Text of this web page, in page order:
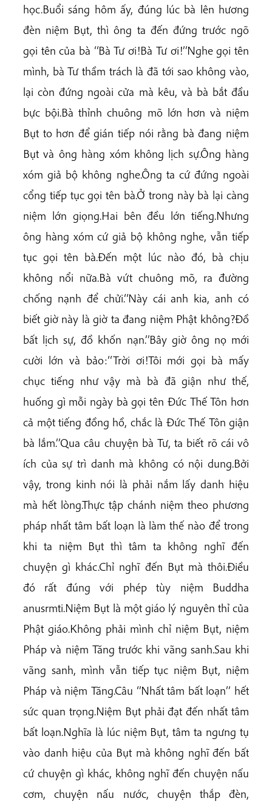
học.Buổi sáng hôm ấy, đúng lúc bà lên hương
đèn niệm Bụt, thì ông ta đến đứng trước ngõ
gọi tên của bà ‘‘Bà Tư ơi!Bà Tư ơi!’’Nghe gọi tên
mình, bà Tư thầm trách là đã tới sao không vào,
lại còn đứng ngoài cửa mà kêu, và bà bắt đầu
bực bội.Bà thỉnh chuông mõ lớn hơn và niệm
Bụt to hơn để gián tiếp nói rằng bà đang niệm
Bụt và ông hàng xóm không lịch sự.Ông hàng
xóm giả bộ không nghe.Ông ta cứ đứng ngoài
cổng tiếp tục gọi tên bà.Ở trong này bà lại càng
niệm lớn giọng.Hai bên đều lớn tiếng.Nhưng
ông hàng xóm cứ giả bộ không nghe, vẫn tiếp
tục gọi tên bà.Đến một lúc nào đó, bà chịu
không nổi nữa.Bà vứt chuông mõ, ra đường
chống nạnh để chửi.‘‘Này cái anh kia, anh có
biết giờ này là giờ ta đang niệm Phật không?Đồ
bất lịch sự, đồ khốn nạn.’’Bây giờ ông nọ mới
cười lớn và bảo:‘‘Trời ơi!Tôi mới gọi bà mấy
chục tiếng như vậy mà bà đã giận như thế,
huống gì mỗi ngày bà gọi tên Đức Thế Tôn hơn
cả một tiếng đồng hồ, chắc là Đức Thế Tôn giận
bà lắm.’’Qua câu chuyện bà Tư, ta biết rõ cái vô
ích của sự trì danh mà không có nội dung.Bởi
vậy, trong kinh nói là phải nắm lấy danh hiệu
mà hết lòng.Thực tập chánh niệm theo phương
pháp nhất tâm bất loạn là làm thế nào để trong
khi ta niệm Bụt thì tâm ta không nghĩ đến
chuyện gì khác.Chỉ nghĩ đến Bụt mà thôi.Điều
đó rất đúng với phép tùy niệm Buddha
anusrmti.Niệm Bụt là một giáo lý nguyên thỉ của
Phật giáo.Không phải mình chỉ niệm Bụt, niệm
Pháp và niệm Tăng trước khi vãng sanh.Sau khi
vãng sanh, mình vẫn tiếp tục niệm Bụt, niệm
Pháp và niệm Tăng.Câu ‘’Nhất tâm bất loạn’’ hết
sức quan trọng.Niệm Bụt phải đạt đến nhất tâm
bất loạn.Nghĩa là lúc niệm Bụt, tâm ta ngưng tụ
vào danh hiệu của Bụt mà không nghĩ đến bất
cứ chuyện gì khác, không nghĩ đến chuyện nấu
cơm, chuyện nấu nước, chuyện thắp đèn,